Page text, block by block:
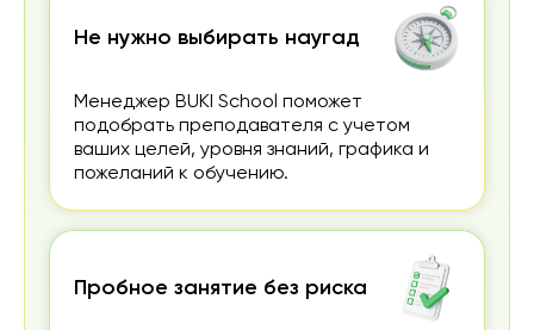
Не нужно выбирать наугад
Менеджер BUKI School поможет
подобрать преподавателя с учетом
ваших целей, уровня знаний, графика и
пожеланий к обучению.
Пробное занятие без риска